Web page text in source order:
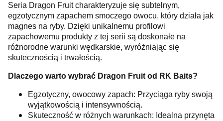
Seria Dragon Fruit charakteryzuje się subtelnym,
egzotycznym zapachem smoczego owocu, który działa jak
magnes na ryby. Dzięki unikalnemu profilowi
zapachowemu produkty z tej serii są doskonałe na
różnorodne warunki wędkarskie, wyróżniając się
skutecznością i trwałością.
Dlaczego warto wybrać Dragon Fruit od RK Baits?
Egzotyczny, owocowy zapach: Przyciąga ryby swoją
wyjątkowością i intensywnością.
Skuteczność w różnych warunkach: Idealna przynęta